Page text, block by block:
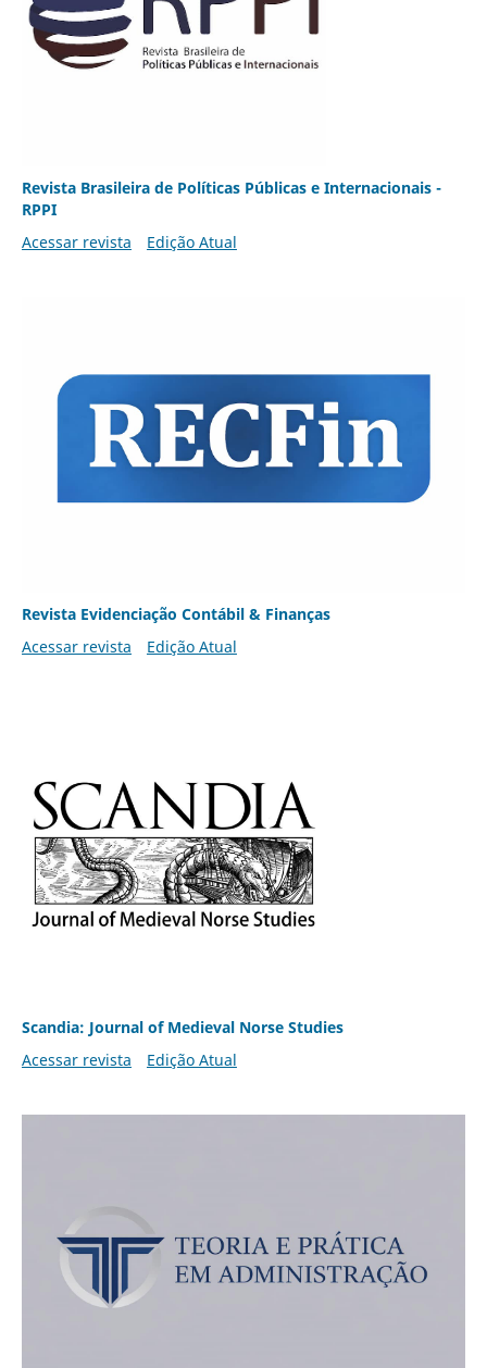
Revista Brasileira de Políticas Públicas e Internacionais -
RPPI
Acessar revista
Edição Atual
Revista Evidenciação Contábil & Finanças
Acessar revista
Edição Atual
Scandia: Journal of Medieval Norse Studies
Acessar revista
Edição Atual